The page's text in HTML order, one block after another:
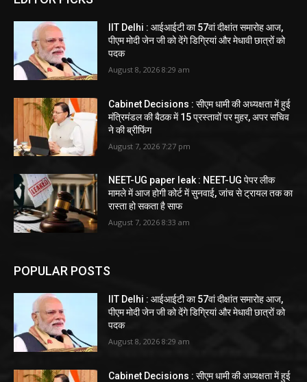
IIT Delhi : आईआईटी का 57वां दीक्षांत समारोह आज,
पीएम मोदी जेन जी को देंगे डिग्रियां और मेधावी छात्रों को
पदक
August 8, 2026 8:29 am
Cabinet Decisions : सीएम धामी की अध्यक्षता में हुई
मंत्रिमंडल की बैठक में 15 प्रस्तावों पर मुहर, अपर सचिव
ने की ब्रीफिंग
August 7, 2026 7:27 pm
NEET-UG paper leak : NEET-UG पेपर लीक
मामले में आज होगी कोर्ट में सुनवाई, जांच से ट्रायल तक का
रास्ता हो सकता है साफ
August 7, 2026 8:33 am
POPULAR POSTS
IIT Delhi : आईआईटी का 57वां दीक्षांत समारोह आज,
पीएम मोदी जेन जी को देंगे डिग्रियां और मेधावी छात्रों को
पदक
August 8, 2026 8:29 am
Cabinet Decisions : सीएम धामी की अध्यक्षता में हुई